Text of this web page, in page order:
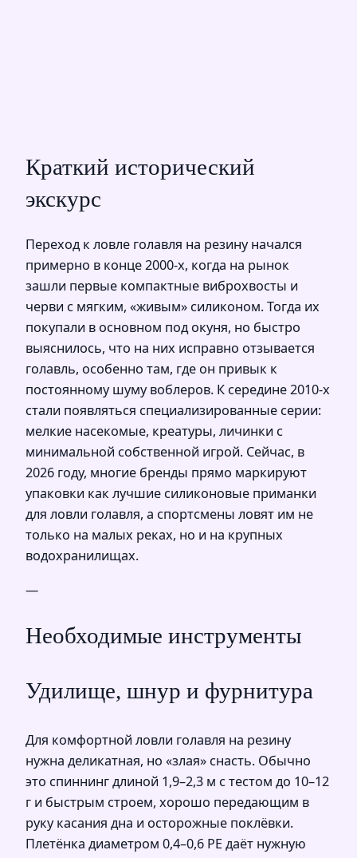
Краткий исторический
экскурс
Переход к ловле голавля на резину начался
примерно в конце 2000‑х, когда на рынок
зашли первые компактные виброхвосты и
черви с мягким, «живым» силиконом. Тогда их
покупали в основном под окуня, но быстро
выяснилось, что на них исправно отзывается
голавль, особенно там, где он привык к
постоянному шуму воблеров. К середине 2010‑х
стали появляться специализированные серии:
мелкие насекомые, креатуры, личинки с
минимальной собственной игрой. Сейчас, в
2026 году, многие бренды прямо маркируют
упаковки как лучшие силиконовые приманки
для ловли голавля, а спортсмены ловят им не
только на малых реках, но и на крупных
водохранилищах.
—
Необходимые инструменты
Удилище, шнур и фурнитура
Для комфортной ловли голавля на резину
нужна деликатная, но «злая» снасть. Обычно
это спиннинг длиной 1,9–2,3 м с тестом до 10–12
г и быстрым строем, хорошо передающим в
руку касания дна и осторожные поклёвки.
Плетёнка диаметром 0,4–0,6 PE даёт нужную